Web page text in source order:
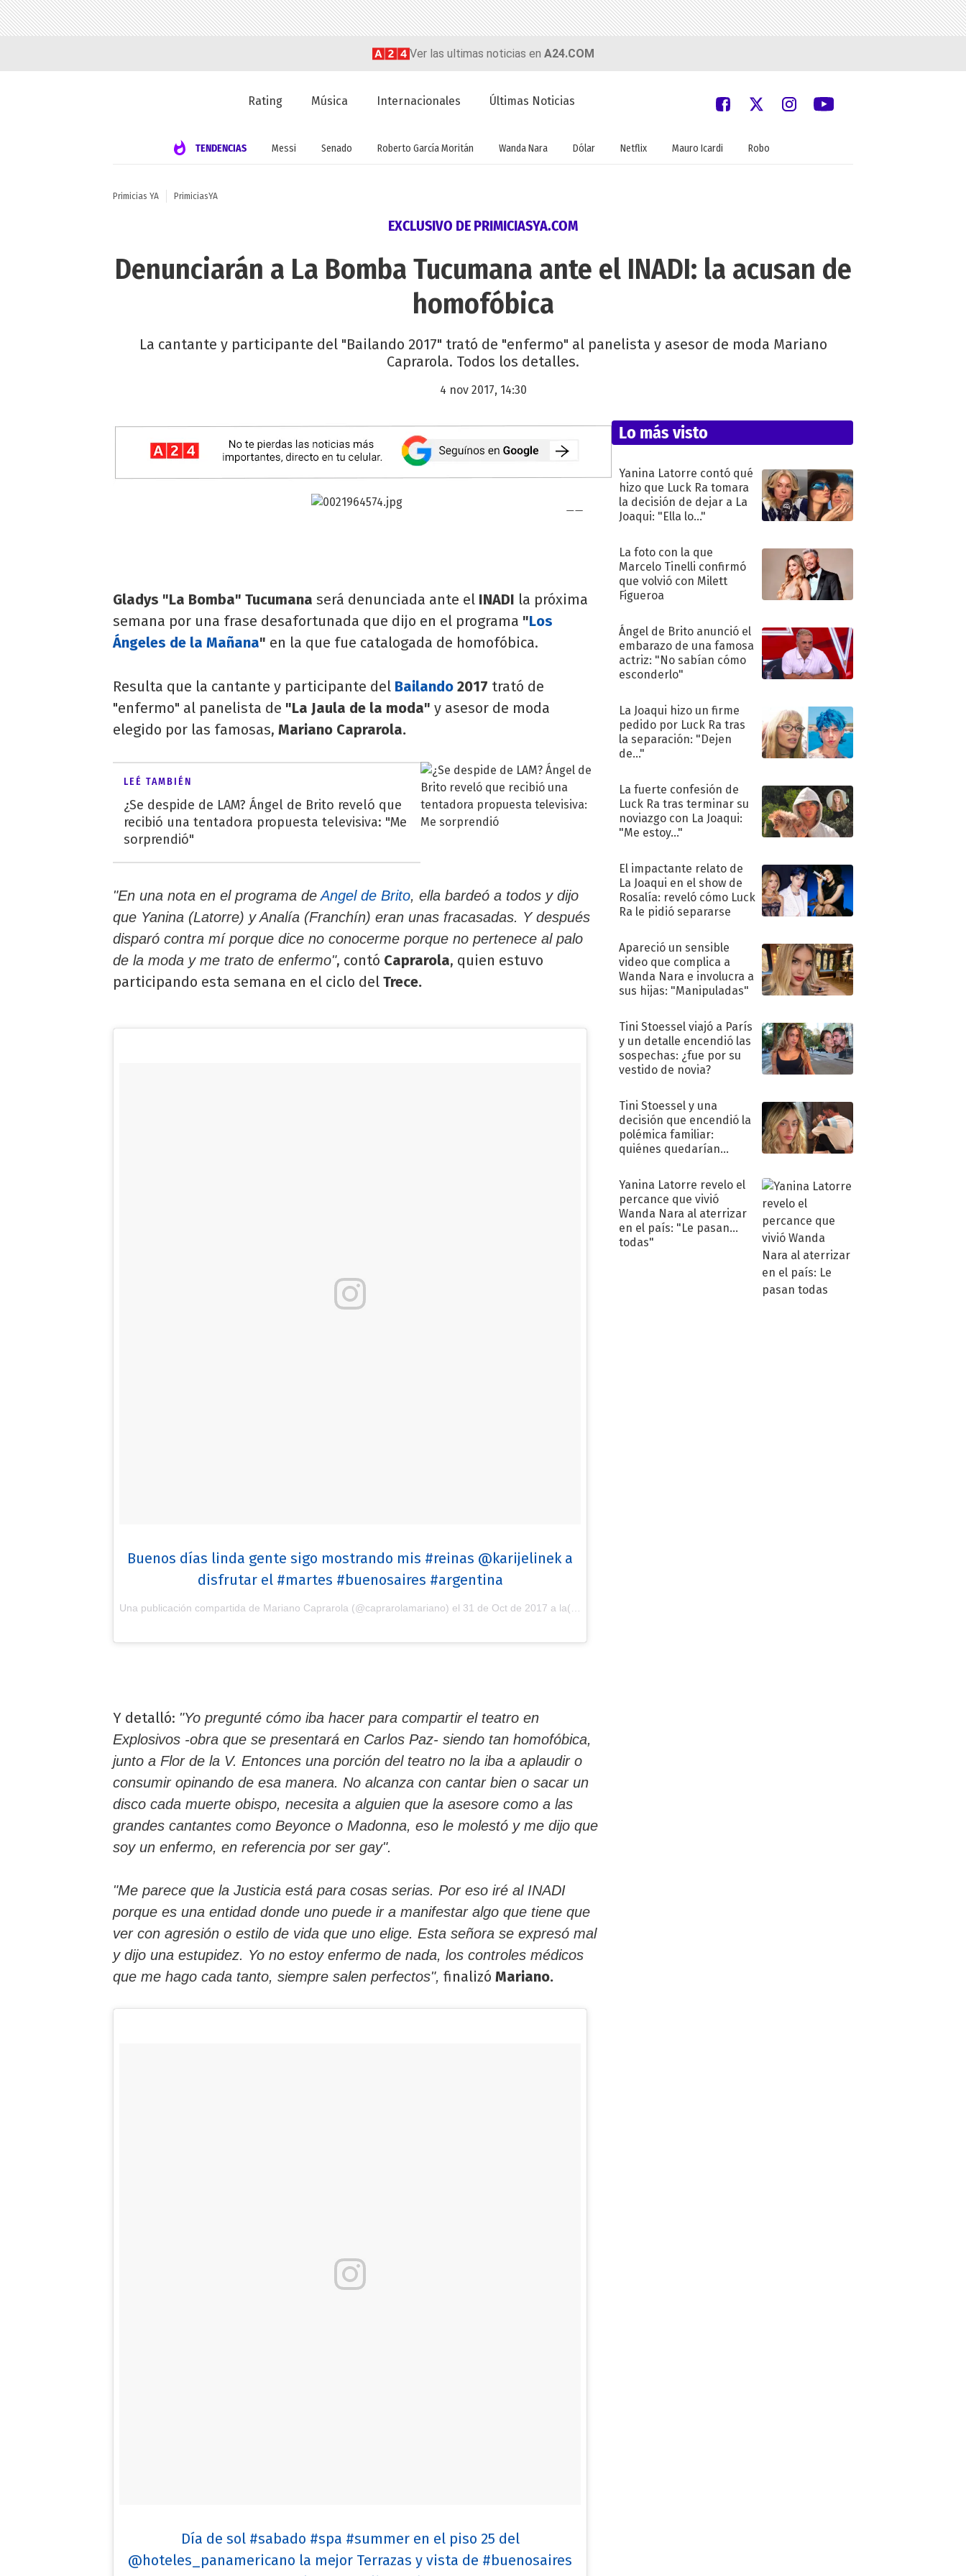
Ver las ultimas noticias en A24.COM
Rating Música Internacionales Últimas Noticias
TENDENCIAS Messi Senado Roberto García Moritán Wanda Nara Dólar Netflix Mauro Icardi Robo
Primicias YA PrimiciasYA
EXCLUSIVO DE PRIMICIASYA.COM
Denunciarán a La Bomba Tucumana ante el INADI: la acusan de
homofóbica
La cantante y participante del "Bailando 2017" trató de "enfermo" al panelista y asesor de moda Mariano
Caprarola. Todos los detalles.
4 nov 2017, 14:30
Gladys "La Bomba" Tucumana será denunciada ante el INADI la próxima
semana por una frase desafortunada que dijo en el programa "Los
Ángeles de la Mañana" en la que fue catalogada de homofóbica.
Resulta que la cantante y participante del Bailando 2017 trató de
"enfermo" al panelista de "La Jaula de la moda" y asesor de moda
elegido por las famosas, Mariano Caprarola.
LEÉ TAMBIÉN
¿Se despide de LAM? Ángel de Brito reveló que
recibió una tentadora propuesta televisiva: "Me
sorprendió"
"En una nota en el programa deAngel de Brito, ella bardeó a todos y dijo
que Yanina (Latorre) y Analía (Franchín) eran unas fracasadas. Y después
disparó contra mí porque dice no conocerme porque no pertenece al palo
de la moda y me trato de enfermo", contó Caprarola, quien estuvo
participando esta semana en el ciclo del Trece.
Buenos días linda gente sigo mostrando mis #reinas @karijelinek a
disfrutar el #martes #buenosaires #argentina
Una publicación compartida de Mariano Caprarola (@caprarolamariano) el 31 de Oct de 2017 a la(s) 3:36 PDT
Y detalló: "Yo pregunté cómo iba hacer para compartir el teatro en
Explosivos -obra que se presentará en Carlos Paz- siendo tan homofóbica,
junto a Flor de la V. Entonces una porción del teatro no la iba a aplaudir o
consumir opinando de esa manera. No alcanza con cantar bien o sacar un
disco cada muerte obispo, necesita a alguien que la asesore como a las
grandes cantantes como Beyonce o Madonna, eso le molestó y me dijo que
soy un enfermo, en referencia por ser gay".
"Me parece que la Justicia está para cosas serias. Por eso iré al INADI
porque es una entidad donde uno puede ir a manifestar algo que tiene que
ver con agresión o estilo de vida que uno elige. Esta señora se expresó mal
y dijo una estupidez. Yo no estoy enfermo de nada, los controles médicos
que me hago cada tanto, siempre salen perfectos", finalizó Mariano.
Día de sol #sabado #spa #summer en el piso 25 del
@hoteles_panamericano la mejor Terrazas y vista de #buenosaires
Lo más visto
Yanina Latorre contó qué
hizo que Luck Ra tomara
la decisión de dejar a La
Joaqui: "Ella lo..."
La foto con la que
Marcelo Tinelli confirmó
que volvió con Milett
Figueroa
Ángel de Brito anunció el
embarazo de una famosa
actriz: "No sabían cómo
esconderlo"
La Joaqui hizo un firme
pedido por Luck Ra tras
la separación: "Dejen
de..."
La fuerte confesión de
Luck Ra tras terminar su
noviazgo con La Joaqui:
"Me estoy..."
El impactante relato de
La Joaqui en el show de
Rosalía: reveló cómo Luck
Ra le pidió separarse
Apareció un sensible
video que complica a
Wanda Nara e involucra a
sus hijas: "Manipuladas"
Tini Stoessel viajó a París
y un detalle encendió las
sospechas: ¿fue por su
vestido de novia?
Tini Stoessel y una
decisión que encendió la
polémica familiar:
quiénes quedarían
Yanina Latorre revelo el
percance que vivió
Wanda Nara al aterrizar
en el país: "Le pasan
todas"